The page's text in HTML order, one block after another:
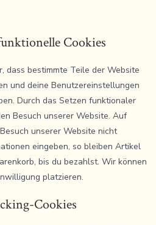
Cookies
dass bestimmte Teile der Website
und deine Benutzereinstellungen
Durch das Setzen funktionaler
Besuch unserer Website. Auf
unserer Website nicht
eingeben, so bleiben Artikel
bis du bezahlst. Wir können
platzieren.
Cookies